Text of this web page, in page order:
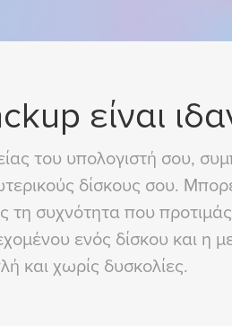
είναι
του υπολογιστή σου,
δίσκους σου.
συχνότητα που
ενός δίσκου και
και χωρίς δυσκολίες.